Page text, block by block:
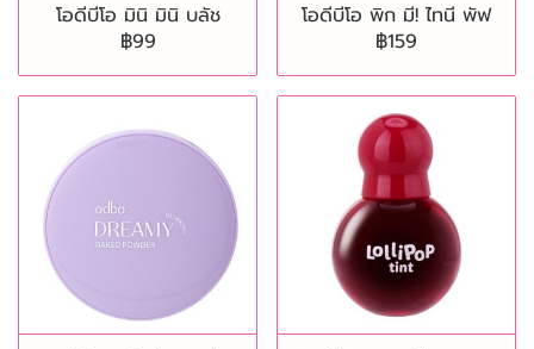
โอดีบีโอ มินิ มินิ บลัช
฿99
โอดีบีโอ พิก มี! ไทนี พัฟ
฿159